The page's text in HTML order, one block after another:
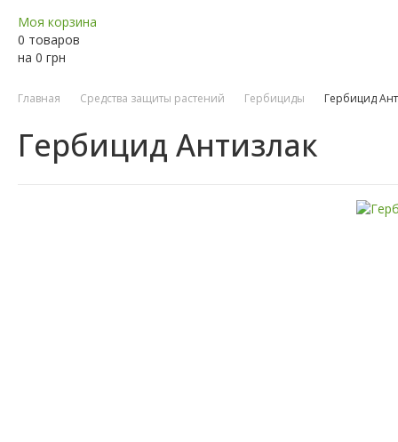
Моя корзина
0 товаров
на 0 грн
Главная Средства защиты растений Гербициды Гербицид
Гербицид Антизлак